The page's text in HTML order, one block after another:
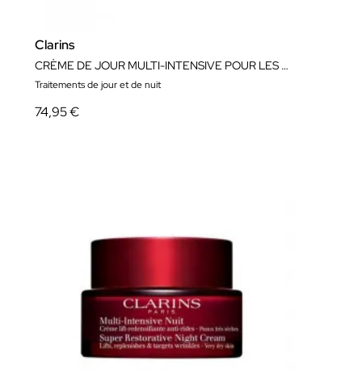
Clarins
CRÈME DE JOUR MULTI-INTENSIVE POUR LES PEAUX SÈCHES
Traitements de jour et de nuit
74,95 €